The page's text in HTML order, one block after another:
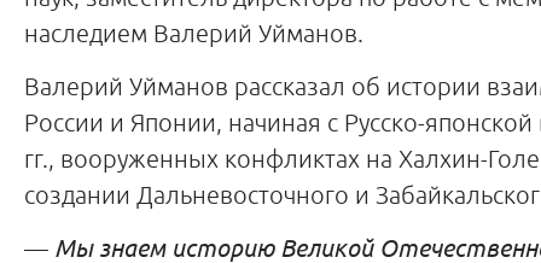
наследием Валерий Уйманов.
Валерий Уйманов рассказал об истории
России и Японии, начиная с Русско-
гг., вооруженных конфликтах на Халхин-
создании Дальневосточного и
— Мы знаем историю Великой